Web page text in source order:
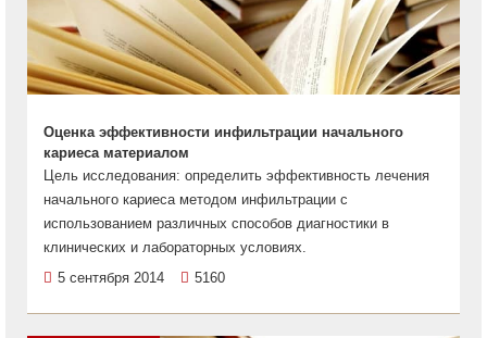
Оценка эффективности инфильтрации начального
кариеса материалом
Цель исследования: определить эффективность лечения
начального кариеса методом инфильтрации с
использованием различных способов диагностики в
клинических и лабораторных условиях.
5 сентября 2014
5160